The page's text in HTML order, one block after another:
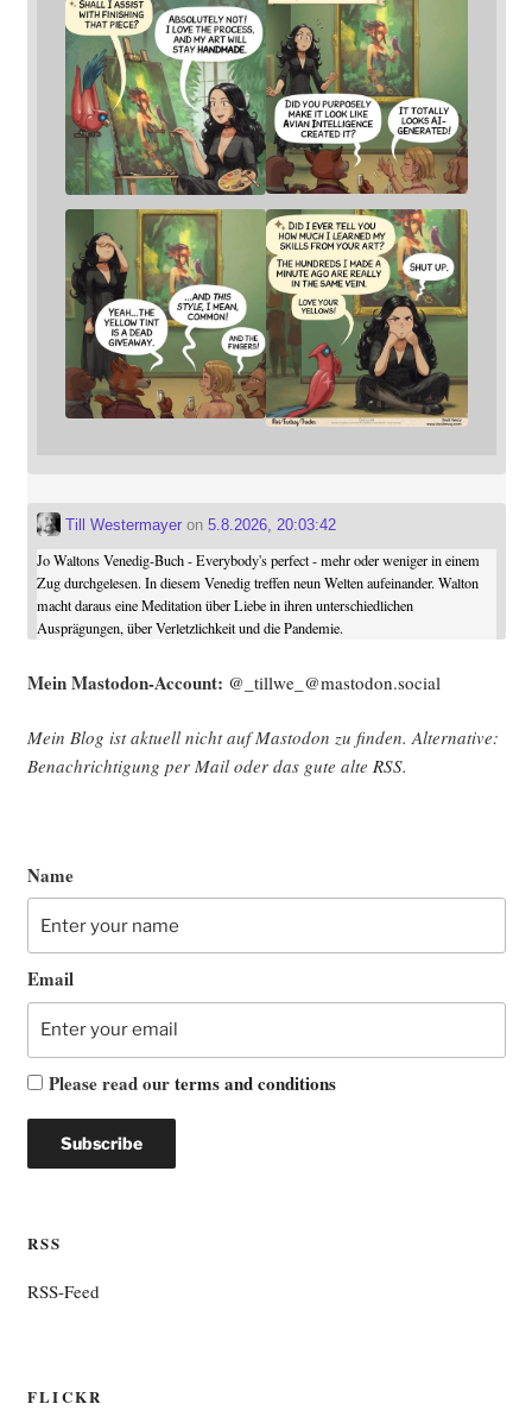
Till Westermayeron 5.8.2026, 20:03:42
Jo Waltons Venedig-Buch - Everybody's perfect - mehr oder weniger in einem
Zug durchgelesen. In diesem Venedig treffen neun Welten aufeinander. Walton
macht daraus eine Meditation über Liebe in ihren unterschiedlichen
Ausprägungen, über Verletzlichkeit und die Pandemie.
Mein Mast­o­don-Account: @_tillwe_@mastodon.social
Mein Blog ist aktu­ell nicht auf Mast­o­don zu fin­den. Alter­na­ti­ve:
Benach­rich­ti­gung per Mail oder das gute alte RSS.
Name
Email
Please read ourterms and conditions
RSS
RSS-Feed
FLICKR